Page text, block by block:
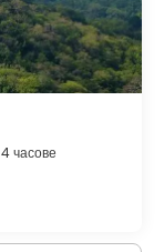
4 часове